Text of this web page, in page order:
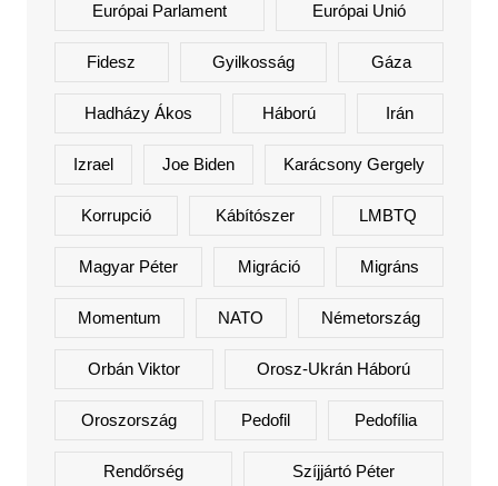
Európai Parlament Európai Unió
Fidesz Gyilkosság Gáza
Hadházy Ákos Háború Irán
Izrael Joe Biden Karácsony Gergely
Korrupció Kábítószer LMBTQ
Magyar Péter Migráció Migráns
Momentum NATO Németország
Orbán Viktor Orosz-Ukrán Háború
Oroszország Pedofil Pedofília
Rendőrség Szíjjártó Péter